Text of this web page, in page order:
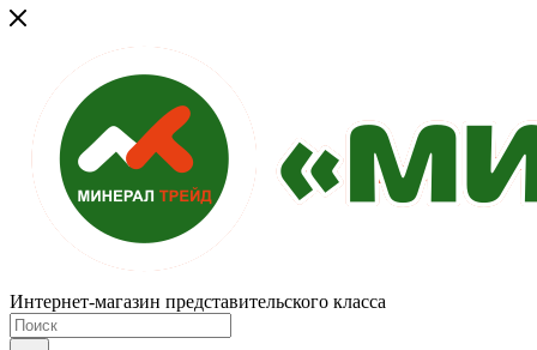
Интернет-магазин представительского класса